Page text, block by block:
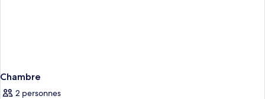
Chambre
2 personnes